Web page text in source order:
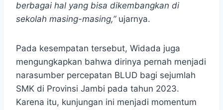
berbagai hal yang bisa dikembangkan di
sekolah masing-masing,”ujarnya.
Pada kesempatan tersebut, Widada juga
mengungkapkan bahwa dirinya pernah menjadi
narasumber percepatan BLUD bagi sejumlah
SMK di Provinsi Jambi pada tahun 2023.
Karena itu, kunjungan ini menjadi momentum